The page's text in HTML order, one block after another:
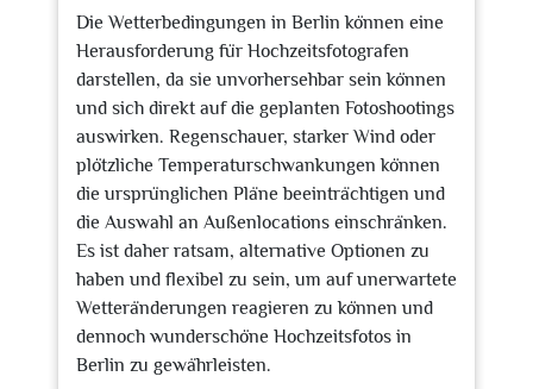
Die Wetterbedingungen in Berlin können eine
Herausforderung für Hochzeitsfotografen
darstellen, da sie unvorhersehbar sein können
und sich direkt auf die geplanten Fotoshootings
auswirken. Regenschauer, starker Wind oder
plötzliche Temperaturschwankungen können
die ursprünglichen Pläne beeinträchtigen und
die Auswahl an Außenlocations einschränken.
Es ist daher ratsam, alternative Optionen zu
haben und flexibel zu sein, um auf unerwartete
Wetteränderungen reagieren zu können und
dennoch wunderschöne Hochzeitsfotos in
Berlin zu gewährleisten.